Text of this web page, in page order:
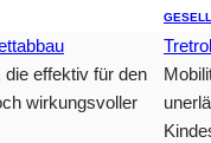
effektiv für den
wirkungsvoller